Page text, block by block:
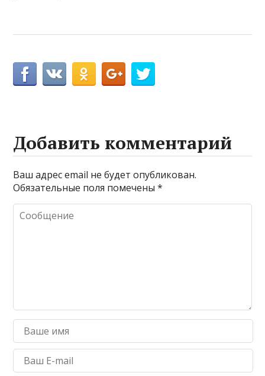
Добавить комментарий
Ваш адрес email не будет опубликован.
Обязательные поля помечены*